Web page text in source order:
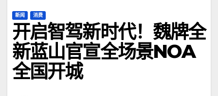
新闻 消费
开启智驾新时代！魏牌全
新蓝山官宣全场景NOA
全国开城